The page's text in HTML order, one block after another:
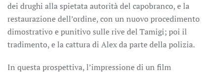
dei drughi alla spietata autorità del capobranco, e la
restaurazione dell’ordine, con un nuovo procedimento
dimostrativo e punitivo sulle rive del Tamigi; poi il
tradimento, e la cattura di Alex da parte della polizia.
In questa prospettiva, l’impressione di un film